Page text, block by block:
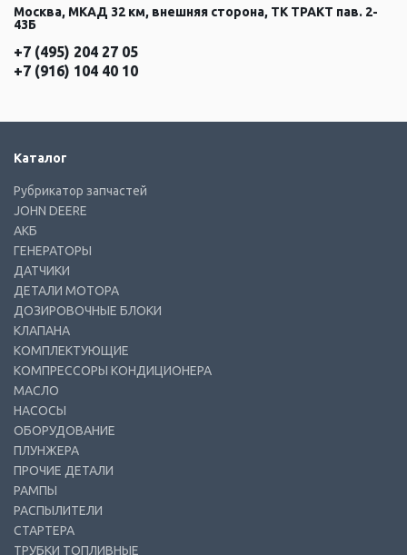
Москва, МКАД 32 км, внешняя сторона, ТК ТРАКТ пав. 2-
43Б
+7 (495) 204 27 05
+7 (916) 104 40 10
Каталог
Рубрикатор запчастей
JOHN DEERE
АКБ
ГЕНЕРАТОРЫ
ДАТЧИКИ
ДЕТАЛИ МОТОРА
ДОЗИРОВОЧНЫЕ БЛОКИ
КЛАПАНА
КОМПЛЕКТУЮЩИЕ
КОМПРЕССОРЫ КОНДИЦИОНЕРА
МАСЛО
НАСОСЫ
ОБОРУДОВАНИЕ
ПЛУНЖЕРА
ПРОЧИЕ ДЕТАЛИ
РАМПЫ
РАСПЫЛИТЕЛИ
СТАРТЕРА
ТРУБКИ ТОПЛИВНЫЕ